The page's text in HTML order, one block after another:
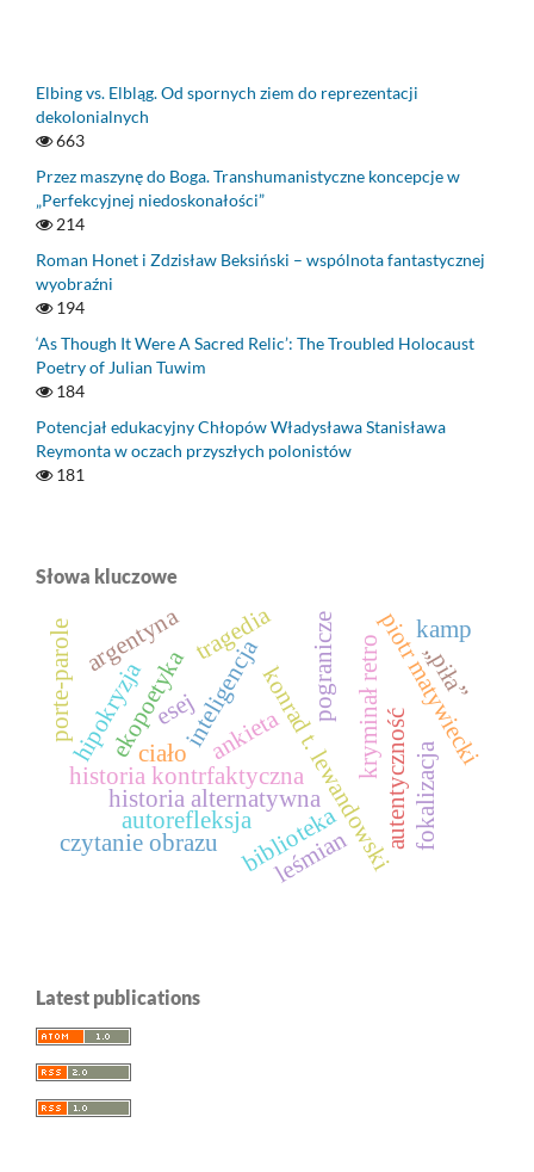
Elbing vs. Elbląg. Od spornych ziem do reprezentacji
dekolonialnych
663
Przez maszynę do Boga. Transhumanistyczne koncepcje w
„Perfekcyjnej niedoskonałości”
214
Roman Honet i Zdzisław Beksiński – wspólnota fantastycznej
wyobraźni
194
‘As Though It Were A Sacred Relic’: The Troubled Holocaust
Poetry of Julian Tuwim
184
Potencjał edukacyjny Chłopów Władysława Stanisława
Reymonta w oczach przyszłych polonistów
181
Słowa kluczowe
kryminał retro
historia alternatywna
historia kontrfaktycznakonrad t. lewandowski
esej piotr matywiecki
inteligencja
biblioteka
ekopoetyka pogranicze
hipokryzja autentyczność
autorefleksja
porte-parole
fokalizacja
czytanie obrazu
argentyna
ankieta
tragedia
leśmian
ciało
„piła”
kamp
Latest publications